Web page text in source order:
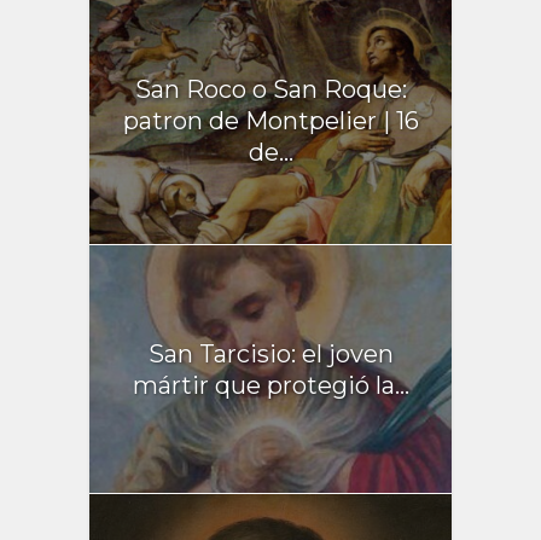
San Roco o San Roque:
patron de Montpelier | 16
de...
San Tarcisio: el joven
mártir que protegió la...